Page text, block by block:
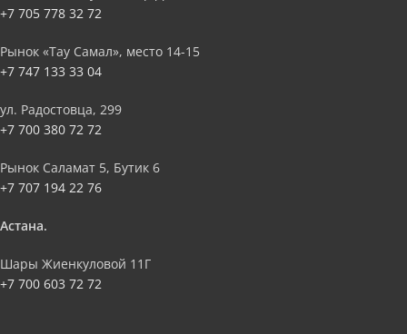
+7 705 778 32 72
Рынок «Тау Самал», место 14-15
+7 747 133 33 04
ул. Радостовца, 299
+7 700 380 72 72
Рынок Саламат 5, Бутик 6
+7 707 194 22 76
Астана.
Шары Жиенкуловой 11Г
+7 700 603 72 72